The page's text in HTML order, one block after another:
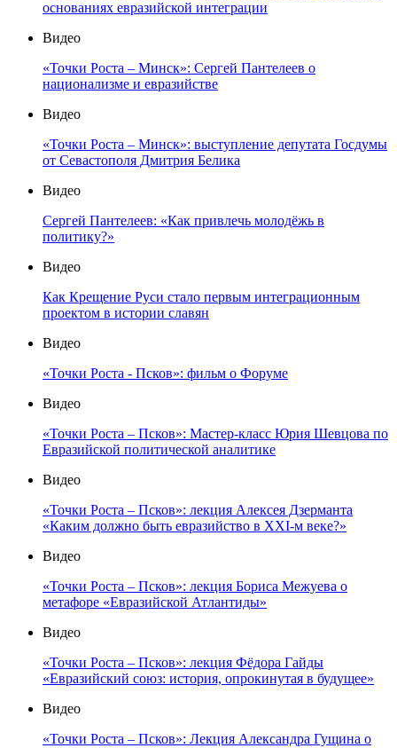
основаниях евразийской интеграции
Видео
«Точки Роста – Минск»: Сергей Пантелеев о
национализме и евразийстве
Видео
«Точки Роста – Минск»: выступление депутата Госдумы
от Севастополя Дмитрия Белика
Видео
Сергей Пантелеев: «Как привлечь молодёжь в
политику?»
Видео
Как Крещение Руси стало первым интеграционным
проектом в истории славян
Видео
«Точки Роста - Псков»: фильм о Форуме
Видео
«Точки Роста – Псков»: Мастер-класс Юрия Шевцова по
Евразийской политической аналитике
Видео
«Точки Роста – Псков»: лекция Алексея Дзерманта
«Каким должно быть евразийство в XXI-м веке?»
Видео
«Точки Роста – Псков»: лекция Бориса Межуева о
метафоре «Евразийской Атлантиды»
Видео
«Точки Роста – Псков»: лекция Фёдора Гайды
«Евразийский союз: история, опрокинутая в будущее»
Видео
«Точки Роста – Псков»: Лекция Александра Гущина о